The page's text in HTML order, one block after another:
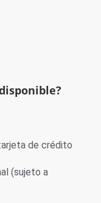
de crédito
(sujeto a